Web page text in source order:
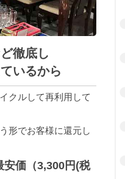
徹底し
いるから
クルして再利用して
形でお客様に還元し
安価（3,300円(税